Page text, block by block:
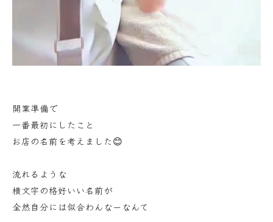
開業準備で
一番最初にしたこと
お店の名前を考えました😊
流れるような
横文字の格好いい名前が
全然自分には似合わんなーなんて